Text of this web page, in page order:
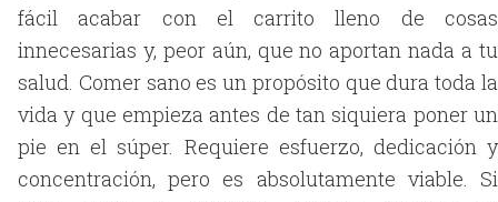
fácil acabar con el carrito lleno de cosas
innecesarias y, peor aún, que no aportan nada a tu
salud. Comer sano es un propósito que dura toda la
vida y que empieza antes de tan siquiera poner un
pie en el súper. Requiere esfuerzo, dedicación y
concentración, pero es absolutamente viable. Si